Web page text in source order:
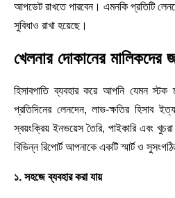
আপডেট রাখতে পারবেন। এমনকি প্রতিটি
সুবিধাও রাখা হয়েছে।
খেলনার দোকানের মালিকদের
হিসাবপাতি ব্যবহার করে আপনি যেমন স্টক
প্রতিদিনের লেনদেন, লাভ-ক্ষতির হিসাব
স্বয়ংক্রিয় ইনভয়েস তৈরি, পাইকারি এবং
বিভিন্ন রিপোর্ট আপনাকে একটি স্মার্ট ও
১. সহজে ব্যবহার করা যায়